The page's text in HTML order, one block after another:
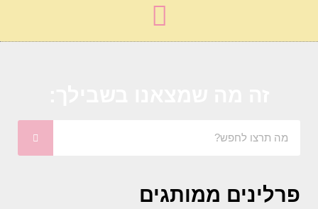
פרלינים ממותגים